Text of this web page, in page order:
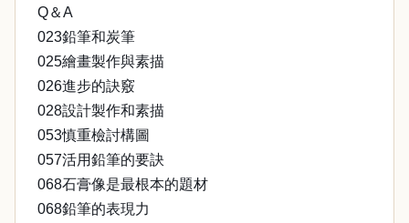
Q＆A
023鉛筆和炭筆
025繪畫製作與素描
026進步的訣竅
028設計製作和素描
053慎重檢討構圖
057活用鉛筆的要訣
068石膏像是最根本的題材
068鉛筆的表現力